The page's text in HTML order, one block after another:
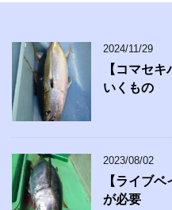
2024/11/29
【コマセ
いくもの
2023/08/02
【ライブ
が必要